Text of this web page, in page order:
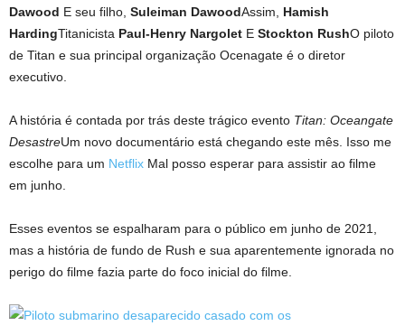
Dawood E seu filho, Suleiman DawoodAssim, Hamish
HardingTitanicista Paul-Henry Nargolet E Stockton RushO piloto
de Titan e sua principal organização Ocenagate é o diretor
executivo.
A história é contada por trás deste trágico evento Titan: Oceangate
DesastreUm novo documentário está chegando este mês. Isso me
escolhe para um Netflix Mal posso esperar para assistir ao filme
em junho.
Esses eventos se espalharam para o público em junho de 2021,
mas a história de fundo de Rush e sua aparentemente ignorada no
perigo do filme fazia parte do foco inicial do filme.